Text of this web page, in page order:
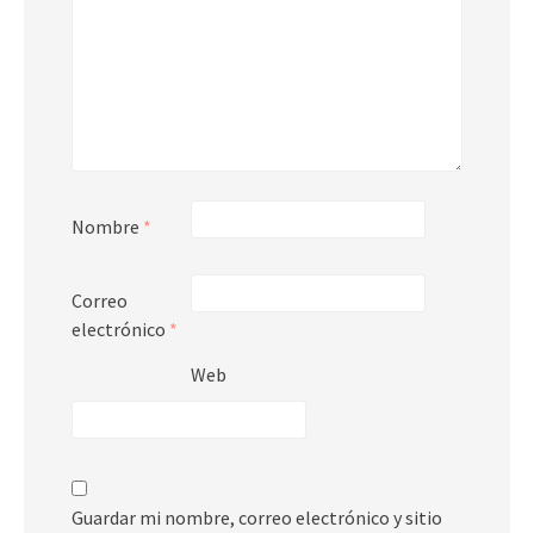
Nombre *
Correo
electrónico *
Web
Guardar mi nombre, correo electrónico y sitio